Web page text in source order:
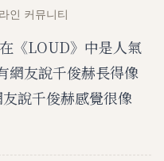
인 커뮤니티
《LOUD》中是人氣
網友說千俊赫長得像
說千俊赫感覺很像